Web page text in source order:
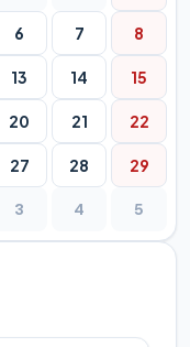
6 7 8
13 14 15
20 21 22
27 28 29
3 4 5